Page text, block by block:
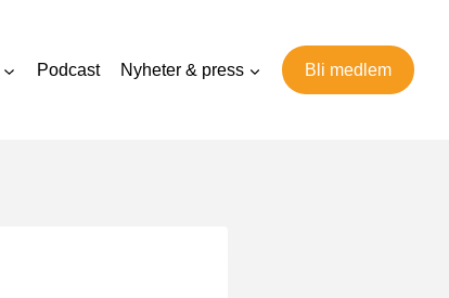
Podcast Nyheter & press Bli medlem